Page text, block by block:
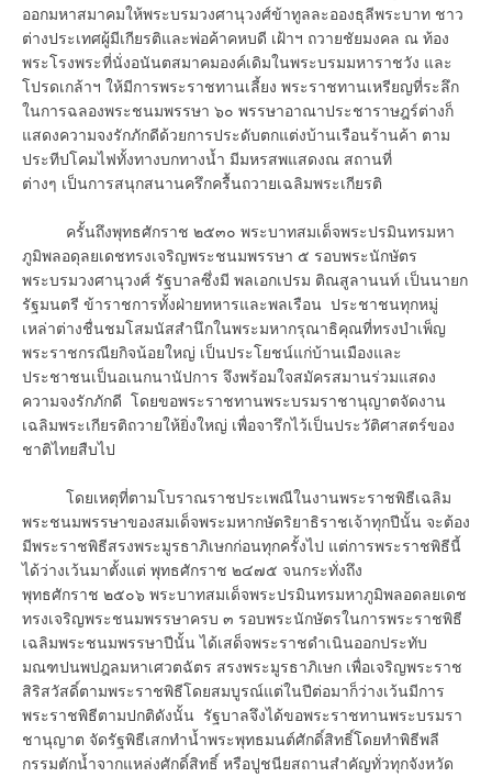
ออกมหาสมาคมให้พระบรมวงศานุวงศ์ข้าทูลละอองธุลีพระบาท ชาว
ต่างประเทศผู้มีเกียรติและพ่อค้าคหบดี เฝ้าฯ ถวายชัยมงคล ณ ท้อง
พระโรงพระที่นั่งอนันตสมาคมองค์เดิมในพระบรมมหาราชวัง และ
โปรดเกล้าฯ ให้มีการพระราชทานเลี้ยง พระราชทานเหรียญที่ระลึก
ในการฉลองพระชนมพรรษา ๖๐ พรรษาอาณาประชาราษฎร์ต่างก็
แสดงความจงรักภักดีด้วยการประดับตกแต่งบ้านเรือนร้านค้า ตาม
ประทีปโคมไฟทั้งทางบกทางน้ำ มีมหรสพแสดงณ สถานที่
ต่างๆ เป็นการสนุกสนานครึกครื้นถวายเฉลิมพระเกียรติ
ครั้นถึงพุทธศักราช ๒๕๓๐ พระบาทสมเด็จพระปรมินทรมหา
ภูมิพลอดุลยเดชทรงเจริญพระชนมพรรษา ๕ รอบพระนักษัตร
พระบรมวงศานุวงศ์ รัฐบาลซึ่งมี พลเอกเปรม ติณสูลานนท์ เป็นนายก
รัฐมนตรี ข้าราชการทั้งฝ่ายทหารและพลเรือน ประชาชนทุกหมู่
เหล่าต่างชื่นชมโสมนัสสำนึกในพระมหากรุณาธิคุณที่ทรงบำเพ็ญ
พระราชกรณียกิจน้อยใหญ่ เป็นประโยชน์แก่บ้านเมืองและ
ประชาชนเป็นอเนกนานัปการ จึงพร้อมใจสมัครสมานร่วมแสดง
ความจงรักภักดี โดยขอพระราชทานพระบรมราชานุญาตจัดงาน
เฉลิมพระเกียรติถวายให้ยิ่งใหญ่ เพื่อจารึกไว้เป็นประวัติศาสตร์ของ
ชาติไทยสืบไป
โดยเหตุที่ตามโบราณราชประเพณีในงานพระราชพิธีเฉลิม
พระชนมพรรษาของสมเด็จพระมหากษัตริยาธิราชเจ้าทุกปีนั้น จะต้อง
มีพระราชพิธีสรงพระมูรธาภิเษกก่อนทุกครั้งไป แต่การพระราชพิธีนี้
ได้ว่างเว้นมาตั้งแต่ พุทธศักราช ๒๔๗๕ จนกระทั่งถึง
พุทธศักราช ๒๕๐๖ พระบาทสมเด็จพระปรมินทรมหาภูมิพลอดลยเดช
ทรงเจริญพระชนมพรรษาครบ ๓ รอบพระนักษัตรในการพระราชพิธี
เฉลิมพระชนมพรรษาปีนั้น ได้เสด็จพระราชดำเนินออกประทับ
มณฑปนพปฎลมหาเศวตฉัตร สรงพระมูรธาภิเษก เพื่อเจริญพระราช
สิริสวัสดิ์ตามพระราชพิธีโดยสมบูรณ์แต่ในปีต่อมาก็ว่างเว้นมีการ
พระราชพิธีตามปกติดังนั้น รัฐบาลจึงได้ขอพระราชทานพระบรมรา
ชานุญาต จัดรัฐพิธีเสกทำน้ำพระพุทธมนต์ศักดิ์สิทธิ์โดยทำพิธีพลี
กรรมตักน้ำจากแหล่งศักดิ์สิทธิ์ หรือปูชนียสถานสำคัญทั่วทุกจังหวัด